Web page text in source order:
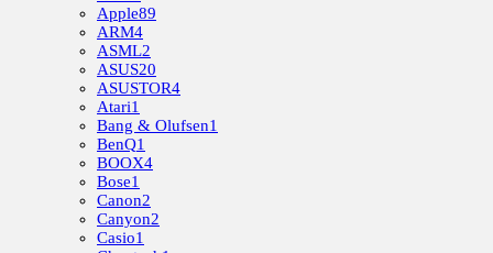
Apple89
ARM4
ASML2
ASUS20
ASUSTOR4
Atari1
Bang & Olufsen1
BenQ1
BOOX4
Bose1
Canon2
Canyon2
Casio1